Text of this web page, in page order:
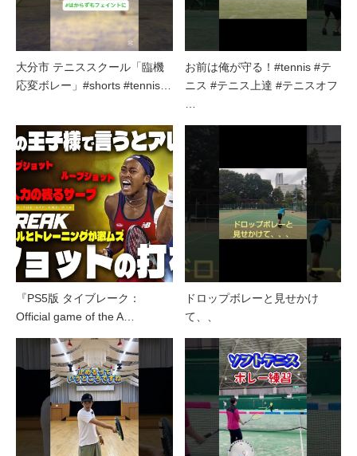
大分市 テニススクール「臨機
応変ボレー」#shorts #tennis…
お前は俺が守る！#tennis #テ
ニス #テニス上達 #テニスオフ
…
『PS5版 タイブレーク：
Official game of the A…
ドロップボレーと見せかけ
て、、